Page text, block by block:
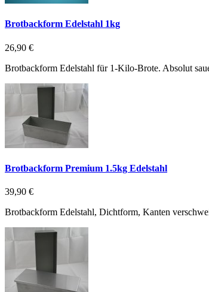
Brotbackform Edelstahl 1kg
26,90 €
Brotbackform Edelstahl für 1-Kilo-Brote. Absolut
Brotbackform Premium 1.5kg Edelstahl
39,90 €
Brotbackform Edelstahl, Dichtform, Kanten